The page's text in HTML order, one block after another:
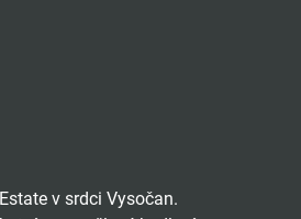
v srdci Vysočan.